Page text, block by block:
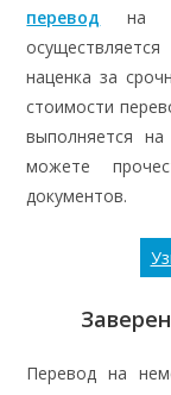
перевод на
наценка за
стоимости
выполняется
можете
документов.
Перевод на